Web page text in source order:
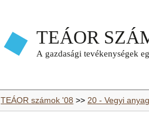
TEÁOR számok '08 >>20 - Vegyi